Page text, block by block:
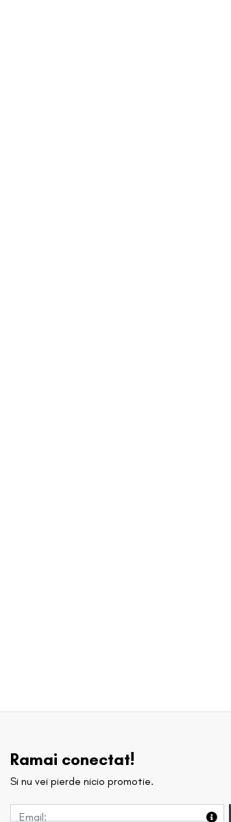
Ramai conectat!
Si nu vei pierde nicio promotie.